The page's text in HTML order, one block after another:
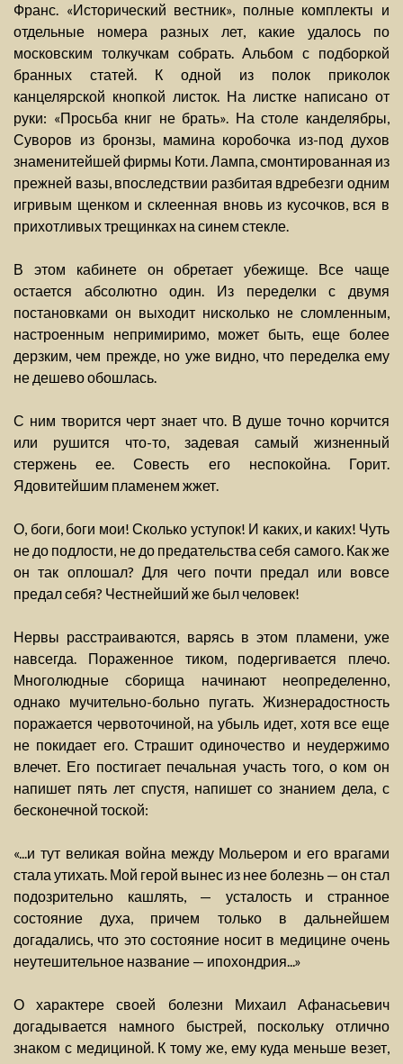
Франс. «Исторический вестник», полные комплекты и
отдельные номера разных лет, какие удалось по
московским толкучкам собрать. Альбом с подборкой
бранных статей. К одной из полок приколок
канцелярской кнопкой листок. На листке написано от
руки: «Просьба книг не брать». На столе канделябры,
Суворов из бронзы, мамина коробочка из-под духов
знаменитейшей фирмы Коти. Лампа, смонтированная из
прежней вазы, впоследствии разбитая вдребезги одним
игривым щенком и склеенная вновь из кусочков, вся в
прихотливых трещинках на синем стекле.
В этом кабинете он обретает убежище. Все чаще
остается абсолютно один. Из переделки с двумя
постановками он выходит нисколько не сломленным,
настроенным непримиримо, может быть, еще более
дерзким, чем прежде, но уже видно, что переделка ему
не дешево обошлась.
С ним творится черт знает что. В душе точно корчится
или рушится что-то, задевая самый жизненный
стержень ее. Совесть его неспокойна. Горит.
Ядовитейшим пламенем жжет.
О, боги, боги мои! Сколько уступок! И каких, и каких! Чуть
не до подлости, не до предательства себя самого. Как же
он так оплошал? Для чего почти предал или вовсе
предал себя? Честнейший же был человек!
Нервы расстраиваются, варясь в этом пламени, уже
навсегда. Пораженное тиком, подергивается плечо.
Многолюдные сборища начинают неопределенно,
однако мучительно-больно пугать. Жизнерадостность
поражается червоточиной, на убыль идет, хотя все еще
не покидает его. Страшит одиночество и неудержимо
влечет. Его постигает печальная участь того, о ком он
напишет пять лет спустя, напишет со знанием дела, с
бесконечной тоской:
«...и тут великая война между Мольером и его врагами
стала утихать. Мой герой вынес из нее болезнь — он стал
подозрительно кашлять, — усталость и странное
состояние духа, причем только в дальнейшем
догадались, что это состояние носит в медицине очень
неутешительное название — ипохондрия...»
О характере своей болезни Михаил Афанасьевич
догадывается намного быстрей, поскольку отлично
знаком с медициной. К тому же, ему куда меньше везет,